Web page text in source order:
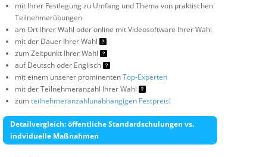
mit Ihrer Festlegung zu Umfang und Thema von praktischen
Teilnehmerübungen
am Ort Ihrer Wahl oder online mit Videosoftware Ihrer Wahl
mit der Dauer Ihrer Wahl
zum Zeitpunkt Ihrer Wahl
auf Deutsch oder Englisch
mit einem unserer prominentenTop-Experten
mit der Teilnehmeranzahl Ihrer Wahl
zumteilnehmeranzahlunabhängigen Festpreis!
Detailvergleich: öffentliche Standardschulungen vs.
indviduelle Maßnahmen